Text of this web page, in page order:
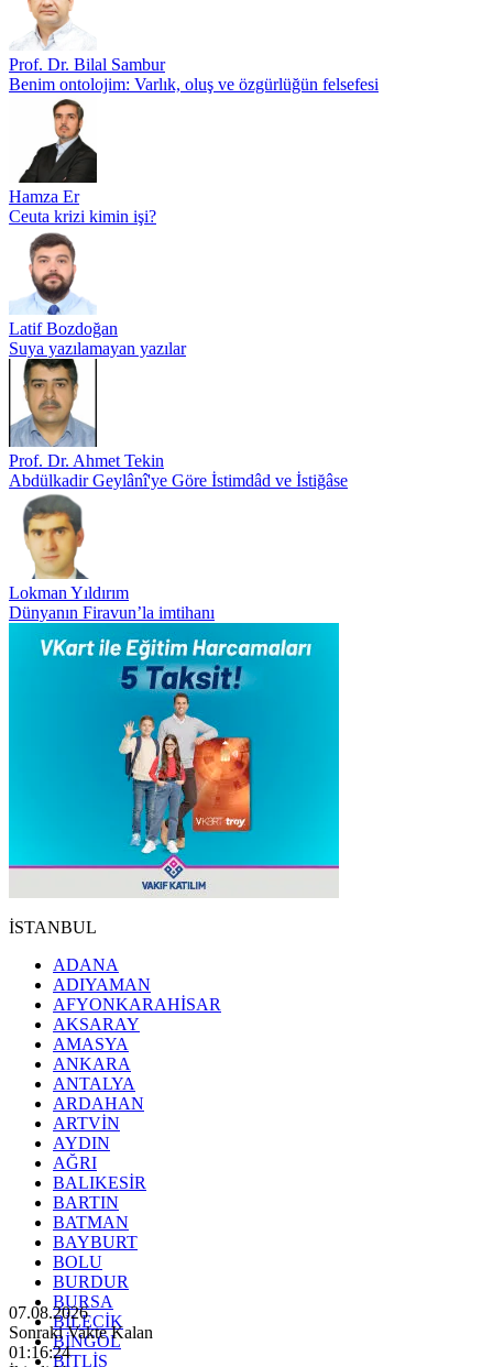
Prof. Dr. Bilal Sambur
Benim ontolojim: Varlık, oluş ve özgürlüğün felsefesi
Hamza Er
Ceuta krizi kimin işi?
Latif Bozdoğan
Suya yazılamayan yazılar
Prof. Dr. Ahmet Tekin
Abdülkadir Geylânî'ye Göre İstimdâd ve İstiğâse
Lokman Yıldırım
Dünyanın Firavun’la imtihanı
İSTANBUL
ADANA
ADIYAMAN
AFYONKARAHİSAR
AKSARAY
AMASYA
ANKARA
ANTALYA
ARDAHAN
ARTVİN
AYDIN
AĞRI
BALIKESİR
BARTIN
BATMAN
BAYBURT
BOLU
BURDUR
BURSA
BİLECİK
BİNGÖL
BİTLİS
07.08.2026
Sonraki Vakte Kalan
01:16:23